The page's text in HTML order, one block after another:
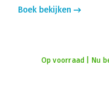
Boek bekijken
Op voorraad | Nu